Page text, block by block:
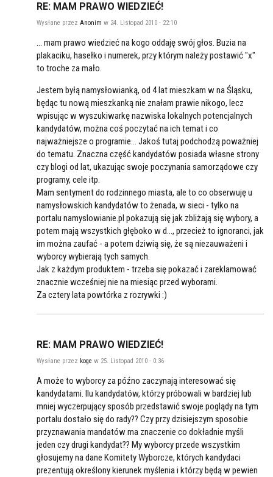
RE: MAM PRAWO WIEDZIEĆ!
Wysłane przez Anonim w 24. Listopad 2010 - 22:10
... mam prawo wiedzieć na kogo oddaję swój głos. Buzia na
plakaciku, hasełko i numerek, przy którym należy postawić "x"
to troche za mało.
Jestem byłą namysłowianką, od 4 lat mieszkam w na Śląsku,
będąc tu nową mieszkanką nie znałam prawie nikogo, lecz
wpisując w wyszukiwarkę nazwiska lokalnych potencjalnych
kandydatów, można coś poczytać na ich temat i co
najważniejsze o programie... Jakoś tutaj podchodzą poważniej
do tematu. Znaczna część kandydatów posiada własne strony
czy blogi od lat, ukazując swoje poczynania samorządowe czy
programy, cele itp.
Mam sentyment do rodzinnego miasta, ale to co obserwuję u
namysłowskich kandydatów to żenada, w sieci - tylko na
portalu namyslowianie.pl pokazują się jak zbliżają się wybory, a
potem mają wszystkich głęboko w d..., przecież to ignoranci, jak
im można zaufać - a potem dziwią się, że są niezauważeni i
wyborcy wybierają tych samych.
Jak z każdym produktem - trzeba się pokazać i zareklamować
znacznie wcześniej nie na miesiąc przed wyborami.
Za cztery lata powtórka z rozrywki :)
RE: MAM PRAWO WIEDZIEĆ!
Wysłane przez koge w 25. Listopad 2010 - 0:36
A może to wyborcy za późno zaczynają interesować się
kandydatami. Ilu kandydatów, którzy próbowali w bardziej lub
mniej wyczerpujący sposób przedstawić swoje poglądy na tym
portalu dostało się do rady?? Czy przy dzisiejszym sposobie
przyznawania mandatów ma znaczenie co dokładnie myśli
jeden czy drugi kandydat?? My wyborcy przede wszystkim
głosujemy na dane Komitety Wyborcze, których kandydaci
prezentują określony kierunek myślenia i którzy będą w pewien